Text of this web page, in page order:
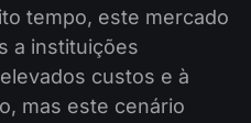
tempo, este mercado
a instituições
custos e à
mas este cenário